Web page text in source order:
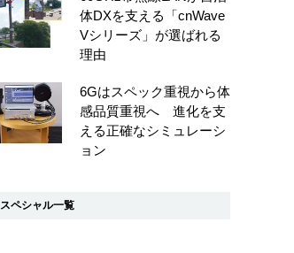
体DXを支える「cnWave
Vシリーズ」が選ばれる
理由
6Gはスペック重視から体
感品質重視へ 進化を支
える正確なシミュレーシ
ョン
スペシャル一覧